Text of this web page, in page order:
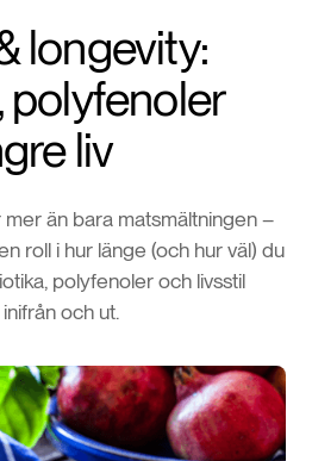
longevity:
polyfenoler
liv
än bara matsmältningen –
roll i hur länge (och hur väl) du
polyfenoler och livsstil
och ut.